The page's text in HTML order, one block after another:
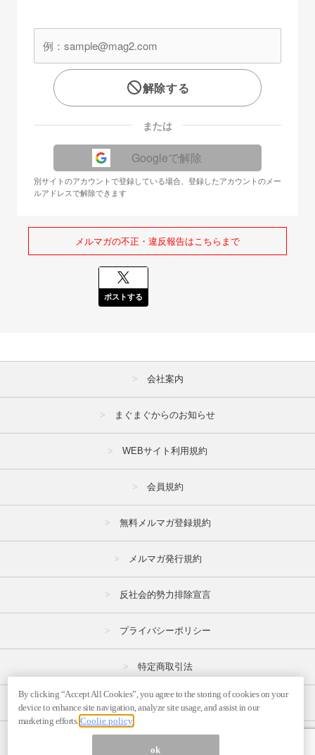
解除する
または
Googleで解除
別サイトのアカウントで登録している場合、登録したアカウントのメー
ルアドレスで解除できます
メルマガの不正・違反報告はこちらまで
ポストする
会社案内
まぐまぐからのお知らせ
WEBサイト利用規約
会員規約
無料メルマガ登録規約
メルマガ発行規約
反社会的勢力排除宣言
プライバシーポリシー
特定商取引法
広告掲載はこちら
メルマガの不正・違反報告はこちら
By clicking “Accept All Cookies”, you agree to the storing of cookies on your
device to enhance site navigation, analyze site usage, and assist in our
marketing efforts.Coolie policy
ok